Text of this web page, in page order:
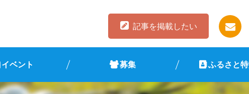
記事を掲載したい
イベント 募集 ふるさと